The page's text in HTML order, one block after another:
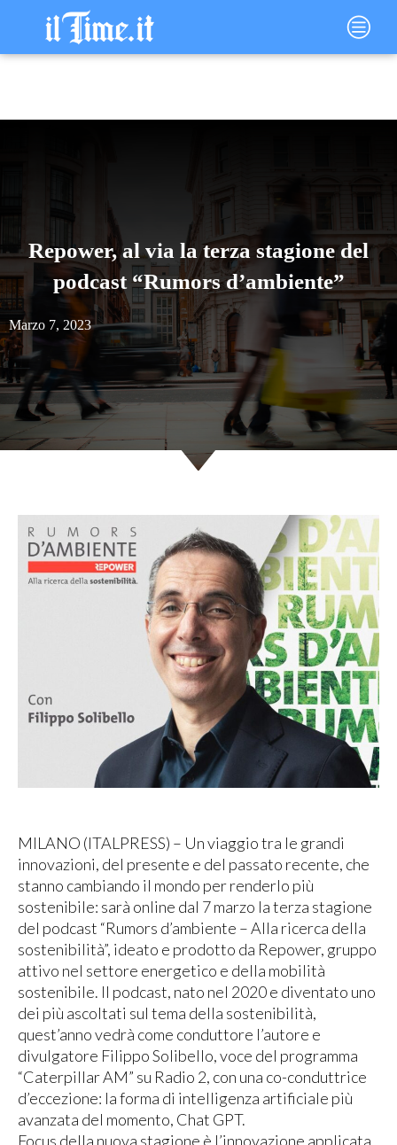
contenuto
Main
Menu
Repower, al via la terza stagione del
podcast “Rumors d’ambiente”
Marzo 7, 2023
MILANO (ITALPRESS) – Un viaggio tra le grandi
innovazioni, del presente e del passato recente, che
stanno cambiando il mondo per renderlo più
sostenibile: sarà online dal 7 marzo la terza stagione
del podcast “Rumors d’ambiente – Alla ricerca della
sostenibilità”, ideato e prodotto da Repower, gruppo
attivo nel settore energetico e della mobilità
sostenibile. Il podcast, nato nel 2020 e diventato uno
dei più ascoltati sul tema della sostenibilità,
quest’anno vedrà come conduttore l’autore e
divulgatore Filippo Solibello, voce del programma
“Caterpillar AM” su Radio 2, con una co-conduttrice
d’eccezione: la forma di intelligenza artificiale più
avanzata del momento, Chat GPT.
Focus della nuova stagione è l’innovazione applicata